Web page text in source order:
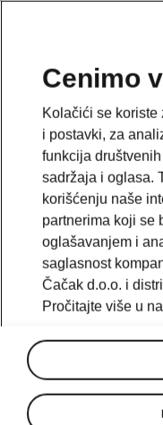
Cenimo
Kolačići se
i postavki, za
funkcija
sadržaja i oglasa.
korišćenju naše
partnerima koji se
oglašavanjem i
saglasnost
Čačak d.o.o. i
Pročitajte više u